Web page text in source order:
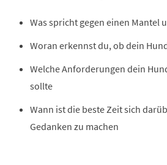
Was spricht gegen einen Mantel
Woran erkennst du, ob dein
Welche Anforderungen dein
sollte
Wann ist die beste Zeit sich
Gedanken zu machen